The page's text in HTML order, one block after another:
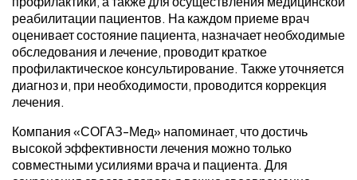
реабилитации пациентов. На каждом приеме врач
оценивает состояние пациента, назначает необходимые
обследования и лечение, проводит краткое
профилактическое консультирование. Также уточняется
диагноз и, при необходимости, проводится коррекция
лечения.
Компания «СОГАЗ-Мед» напоминает, что достичь
высокой эффективности лечения можно только
совместными усилиями врача и пациента. Для